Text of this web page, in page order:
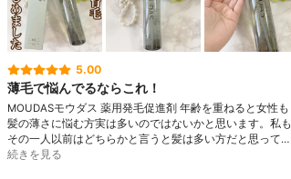
5.00
薄毛で悩んでるならこれ！
MOUDASモウダス 薬用発毛促進剤 年齢を重ねると女性も
髪の薄さに悩む方実は多いのではないかと思います。私も
その一人以前はどちらかと言うと髪は多い方だと思って…
続きを見る